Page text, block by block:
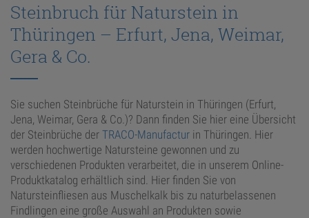
KONFIGURATOR
ONLINE-SHOP
Steinbruch für Naturstein in
Thüringen – Erfurt, Jena, Weimar,
Gera & Co.
Sie suchen Steinbrüche für Naturstein in Thüringen (Erfurt,
Jena, Weimar, Gera & Co.)? Dann finden Sie hier eine Übersicht
der Steinbrüche der TRACO-Manufactur in Thüringen. Hier
werden hochwertige Natursteine gewonnen und zu
verschiedenen Produkten verarbeitet, die in unserem Online-
Produktkatalog erhältlich sind. Hier finden Sie von
Natursteinfliesen aus Muschelkalk bis zu naturbelassenen
Findlingen eine große Auswahl an Produkten sowie